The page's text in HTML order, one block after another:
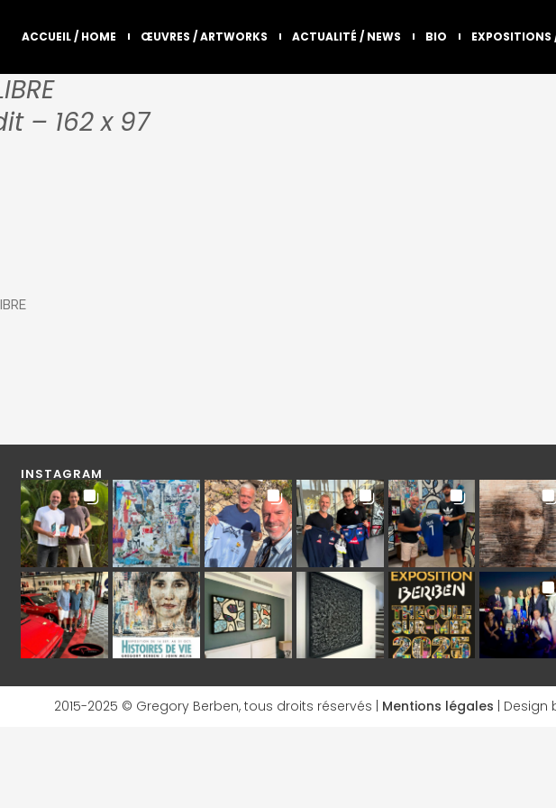
ACCUEIL / HOME ŒUVRES / ARTWORKS ACTUALITÉ / NEWS BIO
– 162 x 97
INSTAGRAM
2015-2025 © Gregory Berben, tous droits réservés | Mentions légales | Design